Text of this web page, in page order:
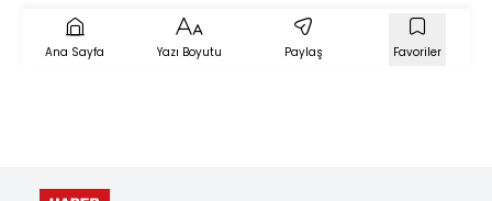
dakikaya düşüyor
Ana Sayfa Yazı Boyutu Paylaş Favoriler